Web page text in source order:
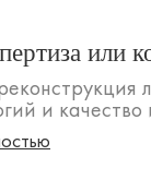
или
и